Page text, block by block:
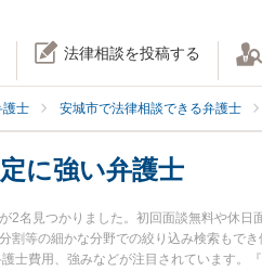
法律相談を投稿する
護士 安城市で法律相談できる弁護士
に強い弁護士
2名見つかりました。初回面談無料や休
割等の細かな分野での絞り込み検索もで
士費用、強みなどが注目されています